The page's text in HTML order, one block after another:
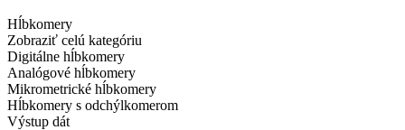
Hĺbkomery
Zobraziť celú kategóriu
Digitálne hĺbkomery
Analógové hĺbkomery
Mikrometrické hĺbkomery
Hĺbkomery s odchýlkomerom
Výstup dát